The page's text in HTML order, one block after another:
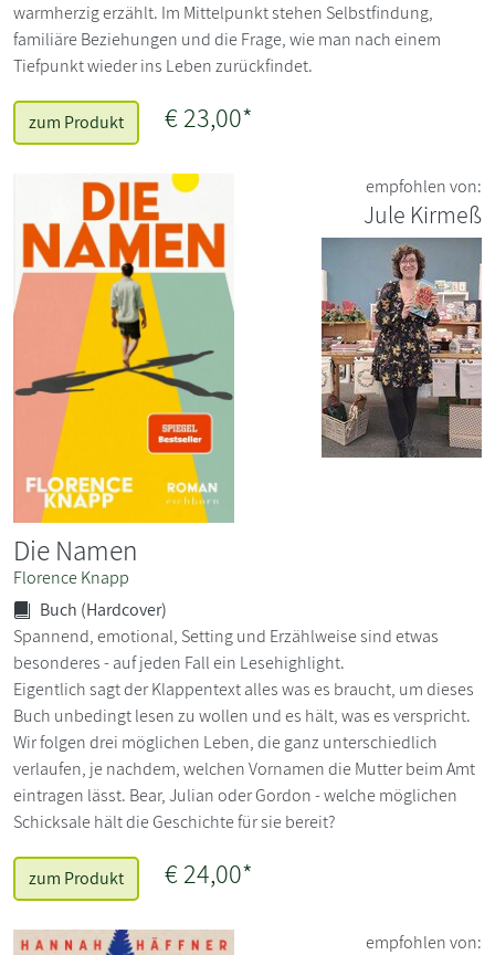
warmherzig erzählt. Im Mittelpunkt stehen Selbstfindung,
familiäre Beziehungen und die Frage, wie man nach einem
Tiefpunkt wieder ins Leben zurückfindet.
zum Produkt € 23,00*
empfohlen von:
Jule Kirmeß
Die Namen
Florence Knapp
Buch (Hardcover)
Spannend, emotional, Setting und Erzählweise sind etwas
besonderes - auf jeden Fall ein Lesehighlight.
Eigentlich sagt der Klappentext alles was es braucht, um dieses
Buch unbedingt lesen zu wollen und es hält, was es verspricht.
Wir folgen drei möglichen Leben, die ganz unterschiedlich
verlaufen, je nachdem, welchen Vornamen die Mutter beim Amt
eintragen lässt. Bear, Julian oder Gordon - welche möglichen
Schicksale hält die Geschichte für sie bereit?
zum Produkt € 24,00*
empfohlen von: